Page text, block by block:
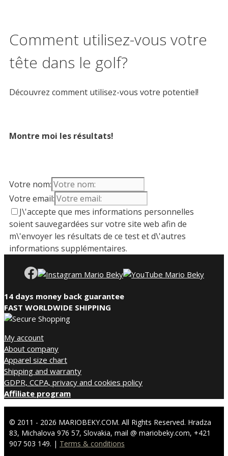
Comment utilisez-vous votre
tête dans le golf?
Découvrez comment utilisez-vous votre potentiel!
Montre moi les résultats!
Votre nom:
Votre email:
J\'accepte que mes informations personnelles
soient sauvegardées sur votre site web afin de
m\'envoyer les résultats de ce test et d\'autres
informations supplémentaires.
14 days money back guarantee
FAST WORLDWIDE SHIPPING
My account
About company
Apparel size chart
Shipping and warranty
GDPR, CCPA, privacy and cookies policy
Affiliate program
© 2011 - 2026 MARIOBEKY.COM. All Rights Reserved. Hradza
83, Michalova 976 57, Slovakia, mail @ mariobeky.com, +421
907 503 149. | Terms & conditions